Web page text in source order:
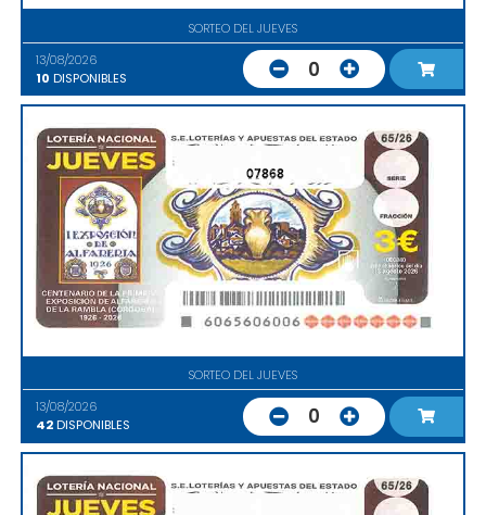
SORTEO DEL JUEVES
13/08/2026
10 DISPONIBLES 0
07868
SORTEO DEL JUEVES
13/08/2026
42DISPONIBLES 0